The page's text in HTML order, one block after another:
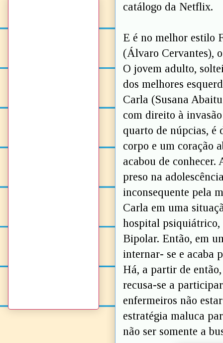
catálogo da Netflix.
E é no melhor estilo
(Álvaro Cervantes),
O jovem adulto,
dos melhores
Carla (Susana
com direito à
quarto de núpcias, é
corpo e um coração
acabou de conhecer.
preso na
inconsequente pela
Carla em uma
hospital psiquiátrico,
Bipolar. Então, em
internar- se e acaba
Há, a partir de
recusa-se a
enfermeiros não
estratégia maluca
não ser somente a